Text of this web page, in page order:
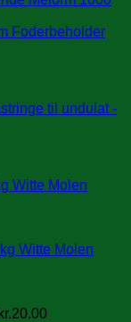
Foderbeholder
til undulat -
Witte Molen
Witte Molen
kr.20.00